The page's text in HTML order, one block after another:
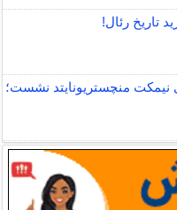
تاریخ رئال!
نیمکت منچستریونایتد نشست؛